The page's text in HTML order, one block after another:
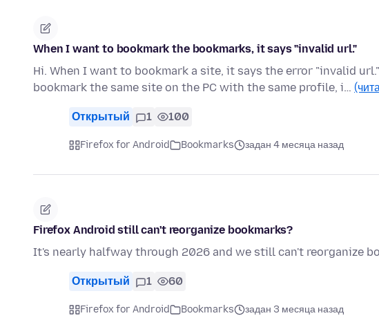
When I want to bookmark the bookmarks, it says "invalid url."
Hi. When I want to bookmark a site, it says the error "invalid
bookmark the same site on the PC with the same profile, i…
Открытый 1 100
Firefox for Android Bookmarks задан 4 месяца назад
Firefox Android still can't reorganize bookmarks?
It's nearly halfway through 2026 and we still can't reorganize
Открытый 1 60
Firefox for Android Bookmarks задан 3 месяца назад